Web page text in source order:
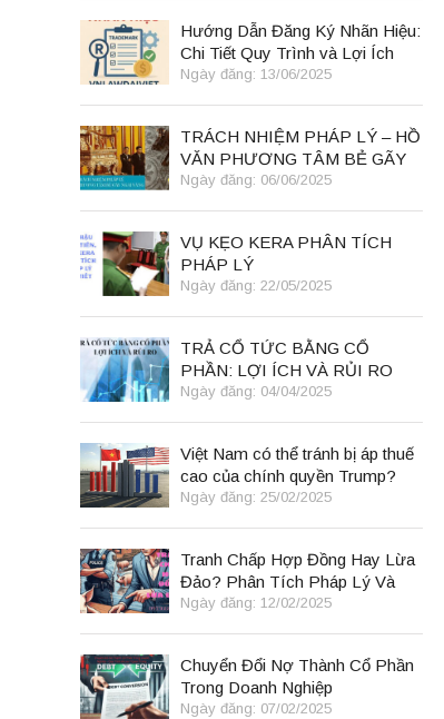
Hướng Dẫn Đăng Ký Nhãn Hiệu:
Chi Tiết Quy Trình và Lợi Ích
Ngày đăng: 13/06/2025
TRÁCH NHIỆM PHÁP LÝ – HỒ
VĂN PHƯƠNG TÂM BẺ GÃY
NGAI VÀNG
Ngày đăng: 06/06/2025
VỤ KẸO KERA PHÂN TÍCH
PHÁP LÝ
Ngày đăng: 22/05/2025
TRẢ CỔ TỨC BẰNG CỔ
PHẦN: LỢI ÍCH VÀ RỦI RO
Ngày đăng: 04/04/2025
Việt Nam có thể tránh bị áp thuế
cao của chính quyền Trump?
Ngày đăng: 25/02/2025
Tranh Chấp Hợp Đồng Hay Lừa
Đảo? Phân Tích Pháp Lý Và
Bài Học Kinh Doanh
Ngày đăng: 12/02/2025
Chuyển Đổi Nợ Thành Cổ Phần
Trong Doanh Nghiệp
Ngày đăng: 07/02/2025